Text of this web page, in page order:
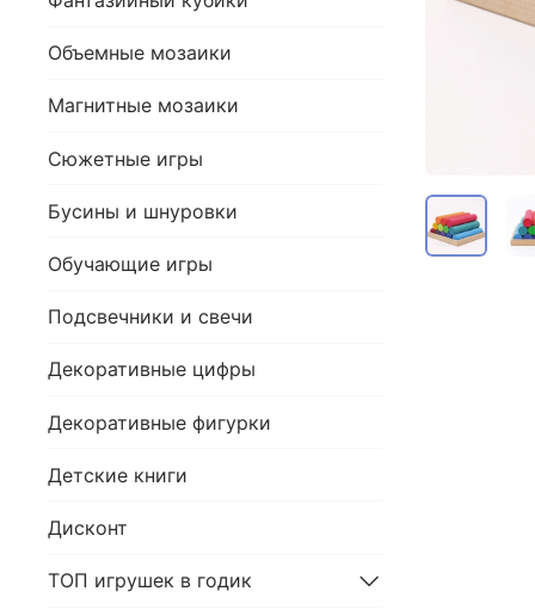
Объемные мозаики
Магнитные мозаики
Сюжетные игры
Бусины и шнуровки
Обучающие игры
Подсвечники и свечи
Декоративные цифры
Декоративные фигурки
Детские книги
Дисконт
ТОП игрушек в годик